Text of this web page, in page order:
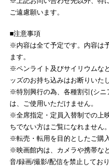
ご遠慮願います。
■注意事項
※内容は全て予定です。内容は
ます。
※ペンライト及びサイリウムな
ッズのお持ち込みはお断りいた
※特別興行の為、各種割引(シニ
は、ご使用いただけません。
※全席指定・定員入替制での上
ちでない方はご覧になれません。
※転売・転用を目的としたご購
※映画館内は、カメラや携帯な
音/録画/撮影/配信を禁止してお